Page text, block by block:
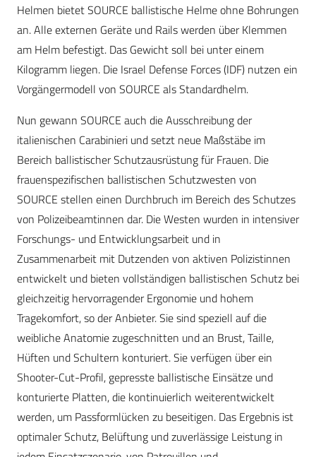
Helmen bietet SOURCE ballistische Helme ohne Bohrungen
an. Alle externen Geräte und Rails werden über Klemmen
am Helm befestigt. Das Gewicht soll bei unter einem
Kilogramm liegen. Die Israel Defense Forces (IDF) nutzen ein
Vorgängermodell von SOURCE als Standardhelm.
Nun gewann SOURCE auch die Ausschreibung der
italienischen Carabinieri und setzt neue Maßstäbe im
Bereich ballistischer Schutzausrüstung für Frauen. Die
frauenspezifischen ballistischen Schutzwesten von
SOURCE stellen einen Durchbruch im Bereich des Schutzes
von Polizeibeamtinnen dar. Die Westen wurden in intensiver
Forschungs- und Entwicklungsarbeit und in
Zusammenarbeit mit Dutzenden von aktiven Polizistinnen
entwickelt und bieten vollständigen ballistischen Schutz bei
gleichzeitig hervorragender Ergonomie und hohem
Tragekomfort, so der Anbieter. Sie sind speziell auf die
weibliche Anatomie zugeschnitten und an Brust, Taille,
Hüften und Schultern konturiert. Sie verfügen über ein
Shooter-Cut-Profil, gepresste ballistische Einsätze und
konturierte Platten, die kontinuierlich weiterentwickelt
werden, um Passformlücken zu beseitigen. Das Ergebnis ist
optimaler Schutz, Belüftung und zuverlässige Leistung in